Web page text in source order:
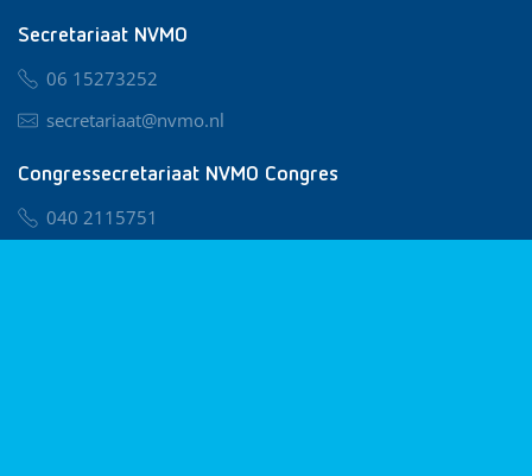
Secretariaat NVMO
06 15273252
secretariaat@nvmo.nl
Congressecretariaat NVMO Congres
040 2115751